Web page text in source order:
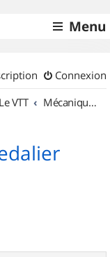
Menu
Connexion
Le VTT Mécanique et Entretiens